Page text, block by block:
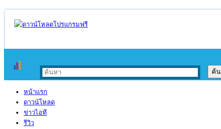
หน้าแรก
ดาวน์โหลด
ข่าวไอที
รีวิว